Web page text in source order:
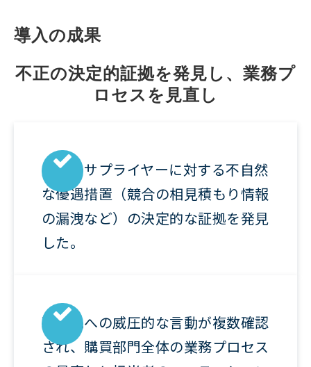
導入の成果
不正の決定的証拠を発見し、業務プ
ロセスを見直し
特定のサプライヤーに対する不自然
な優遇措置（競合の相見積もり情報
の漏洩など）の決定的な証拠を発見
した。
取引先への威圧的な言動が複数確認
され、購買部門全体の業務プロセス